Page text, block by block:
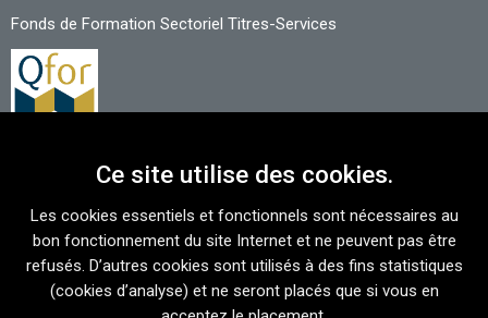
Fonds de Formation Sectoriel Titres-Services
NOUS CONTACTER
Avenue du Port 86 C bte 302
1000 Bruxelles
02 421 15 89
Ce site utilise des cookies.
Les cookies essentiels et fonctionnels sont nécessaires au
bon fonctionnement du site Internet et ne peuvent pas être
refusés. D’autres cookies sont utilisés à des fins statistiques
(cookies d’analyse) et ne seront placés que si vous en